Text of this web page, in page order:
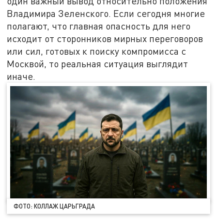
Владимира Зеленского. Если сегодня многие
полагают, что главная опасность для него
исходит от сторонников мирных переговоров
или сил, готовых к поиску компромисса с
Москвой, то реальная ситуация выглядит
иначе.
ФОТО: КОЛЛАЖ ЦАРЬГРАДА